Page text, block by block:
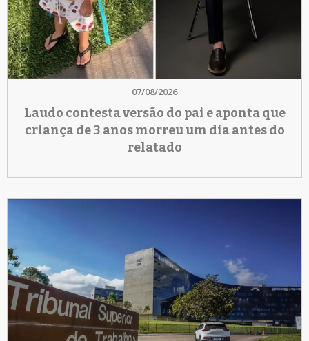
07/08/2026
Laudo contesta versão do pai e aponta que
criança de 3 anos morreu um dia antes do
relatado